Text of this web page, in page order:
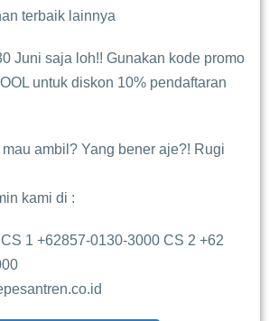
terbaik lainnya
Juni saja loh!! Gunakan kode promo
untuk diskon 10% pendaftaran
ambil? Yang bener aje?! Rugi
kami di :
CS 1 +62857-0130-3000 CS 2 +62